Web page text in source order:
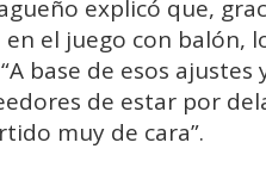
explicó que,
el juego con balón,
base de esos ajustes
de estar por
muy de cara”.